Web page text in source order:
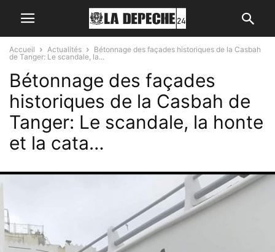
Accueil Actualités
Bétonnage des façades historiques de la Casbah
de Tanger: Le scandale, la...
Bétonnage des façades
historiques de la Casbah de
Tanger: Le scandale, la honte
et la cata…